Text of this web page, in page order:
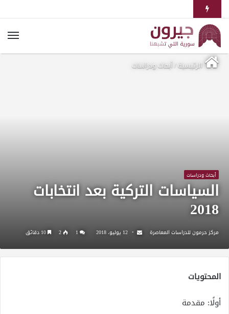
الرئيسية/أبحاث ودراسات
أبحاث ودراسات
السياسات التركية بعد انتخابات
2018
مركز حرمون للدراسات المعاصرة 12 يوليو، 2018 2
المحتويات
أولًا: مقدمة